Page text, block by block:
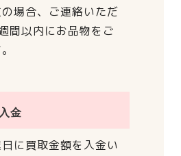
場合、 ご連絡いただ
間以内にお品物をご
金
に買取金額を入金い